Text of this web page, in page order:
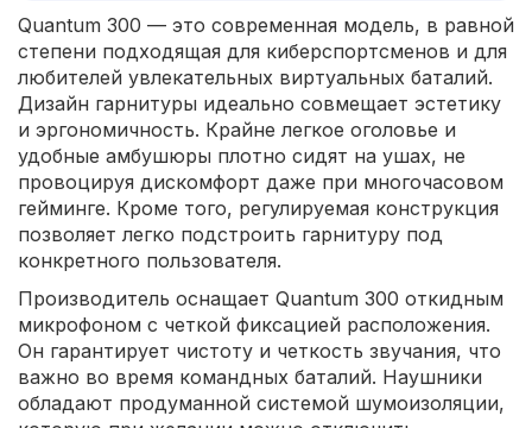
Quantum 300 — это современная модель, в равной
степени подходящая для киберспортсменов и для
любителей увлекательных виртуальных баталий.
Дизайн гарнитуры идеально совмещает эстетику
и эргономичность. Крайне легкое оголовье и
удобные амбушюры плотно сидят на ушах, не
провоцируя дискомфорт даже при многочасовом
гейминге. Кроме того, регулируемая конструкция
позволяет легко подстроить гарнитуру под
конкретного пользователя.
Производитель оснащает Quantum 300 откидным
микрофоном с четкой фиксацией расположения.
Он гарантирует чистоту и четкость звучания, что
важно во время командных баталий. Наушники
обладают продуманной системой шумоизоляции,